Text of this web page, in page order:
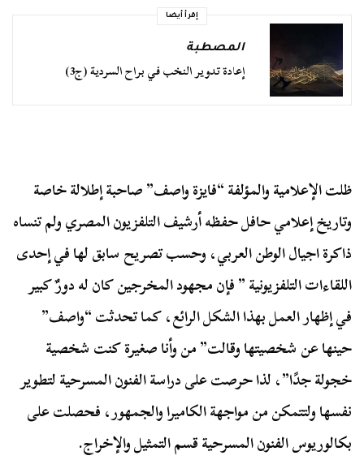
إقرأ أيضا
المصطبة
إعادة تدوير النخب في براح السردية (ج3)
ظلت الإعلامية والمؤلفة “فايزة واصف” صاحبة إطلالة خاصة
وتاريخ إعلامي حافل حفظه أرشيف التلفزيون المصري ولم تنساه
ذاكرة اجيال الوطن العربي، وحسب تصريح سابق لها في إحدى
اللقاءات التلفزيونية ” فإن مجهود المخرجين كان له دورٌ كبير
في إظهار العمل بهذا الشكل الرائع، كما تحدثت “واصف”
حينها عن شخصيتها وقالت” من وأنا صغيرة كنت شخصية
خجولة جدًا”، لذا حرصت على دراسة الفنون المسرحية لتطوير
نفسها ولتتمكن من مواجهة الكاميرا والجمهور، فحصلت على
بكالوريوس الفنون المسرحية قسم التمثيل والإخراج.